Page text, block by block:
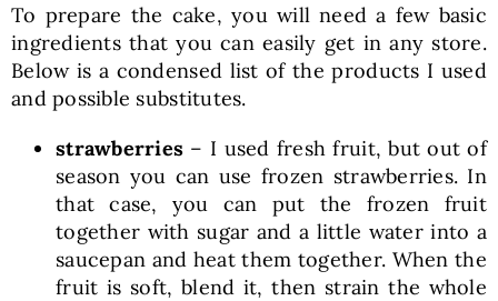
To prepare the cake, you will need a few basic
ingredients that you can easily get in any store.
Below is a condensed list of the products I used
and possible substitutes.
strawberries – I used fresh fruit, but out of
season you can use frozen strawberries. In
that case, you can put the frozen fruit
together with sugar and a little water into a
saucepan and heat them together. When the
fruit is soft, blend it, then strain the whole